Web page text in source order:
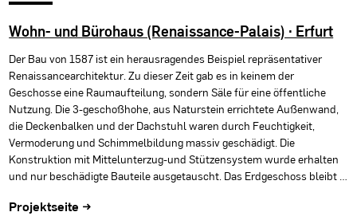
Wohn- und Bürohaus (Renaissance-Palais) · Erfurt
Der Bau von 1587 ist ein herausragendes Beispiel repräsentativer
Renaissancearchitektur. Zu dieser Zeit gab es in keinem der
Geschosse eine Raumaufteilung, sondern Säle für eine öffentliche
Nutzung. Die 3-geschoßhohe, aus Naturstein errichtete Außenwand,
die Deckenbalken und der Dachstuhl waren durch Feuchtigkeit,
Vermoderung und Schimmelbildung massiv geschädigt. Die
Konstruktion mit Mittelunterzug-und Stützensystem wurde erhalten
und nur beschädigte Bauteile ausgetauscht. Das Erdgeschoss bleibt …
Projektseite →